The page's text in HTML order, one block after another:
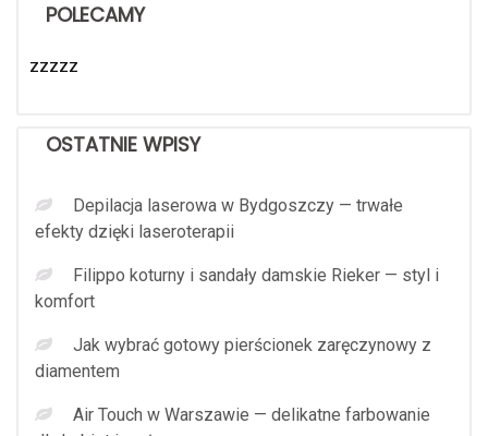
POLECAMY
zzzzz
OSTATNIE WPISY
Depilacja laserowa w Bydgoszczy — trwałe
efekty dzięki laseroterapii
Filippo koturny i sandały damskie Rieker — styl i
komfort
Jak wybrać gotowy pierścionek zaręczynowy z
diamentem
Air Touch w Warszawie — delikatne farbowanie